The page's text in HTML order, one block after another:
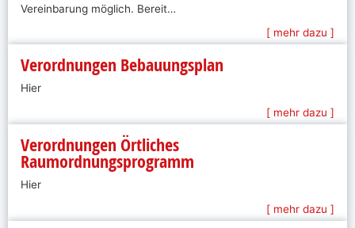
Vereinbarung möglich. Bereit…
[ mehr dazu ]
Verordnungen Bebauungsplan
Hier
[ mehr dazu ]
Verordnungen Örtliches
Raumordnungsprogramm
Hier
[ mehr dazu ]